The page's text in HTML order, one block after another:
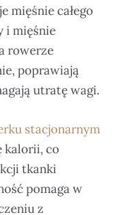
mięśnie całego
i mięśnie
rowerze
poprawiają
utratę wagi.
stacjonarnym
kalorii, co
tkanki
pomaga w
z